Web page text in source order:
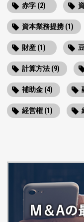
赤字 (2)
資本業務提携 (1)
財産 (1)
計算方法 (9)
補助金 (4)
経営権 (1)